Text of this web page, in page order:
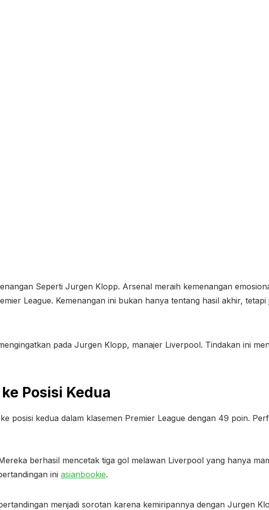
Seperti Jurgen Klopp. Arsenal meraih kemenangan
League. Kemenangan ini bukan hanya tentang hasil akhir,
pada Jurgen Klopp, manajer Liverpool. Tindakan ini
Posisi Kedua
posisi kedua dalam klasemen Premier League dengan 49 poin.
berhasil mencetak tiga gol melawan Liverpool yang hanya
ini asianbookie.
menjadi sorotan karena kemiripannya dengan Jurgen